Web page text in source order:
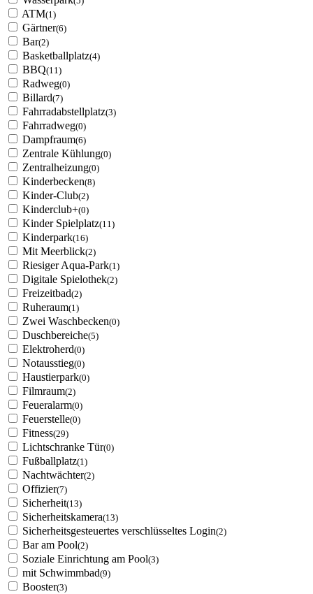
ATM(1)
Gärtner(6)
Bar(2)
Basketballplatz(4)
BBQ(11)
Radweg(0)
Billard(7)
Fahrradabstellplatz(3)
Fahrradweg(0)
Dampfraum(6)
Zentrale Kühlung(0)
Zentralheizung(0)
Kinderbecken(8)
Kinder-Club(2)
Kinderclub+(0)
Kinder Spielplatz(11)
Kinderpark(16)
Mit Meerblick(2)
Riesiger Aqua-Park(1)
Digitale Spielothek(2)
Freizeitbad(2)
Ruheraum(1)
Zwei Waschbecken(0)
Duschbereiche(5)
Elektroherd(0)
Notausstieg(0)
Haustierpark(0)
Filmraum(2)
Feueralarm(0)
Feuerstelle(0)
Fitness(29)
Lichtschranke Tür(0)
Fußballplatz(1)
Nachtwächter(2)
Offizier(7)
Sicherheit(13)
Sicherheitskamera(13)
Sicherheitsgesteuertes verschlüsseltes Login(2)
Bar am Pool(2)
Soziale Einrichtung am Pool(3)
mit Schwimmbad(9)
Booster(3)